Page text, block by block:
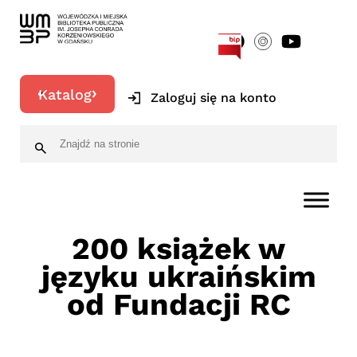
Katalog Zaloguj się na konto
200 książek w
języku ukraińskim
od Fundacji RC